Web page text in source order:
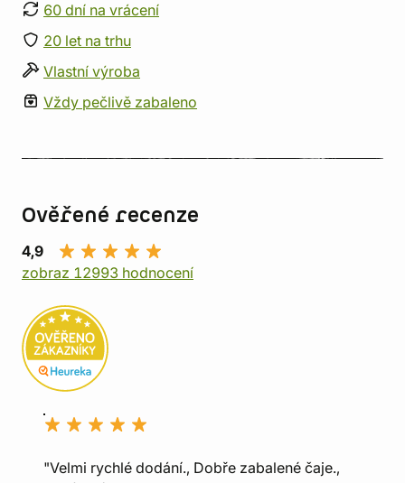
60 dní na vrácení
20 let na trhu
Vlastní výroba
Vždy pečlivě zabaleno
Ověřené recenze
4,9
zobraz 12993 hodnocení
"Velmi rychlé dodání., Dobře zabalené čaje.,